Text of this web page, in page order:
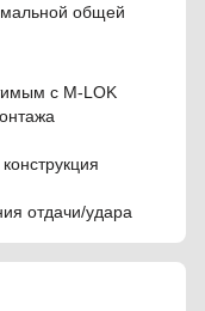
общей
с M-LOK
отдачи/удара